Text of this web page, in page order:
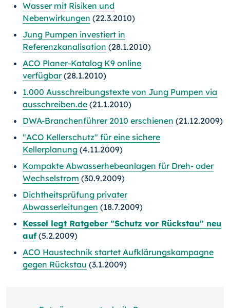
Wasser mit Risiken und
Nebenwirkungen (22.3.2010)
Jung Pumpen investiert in
Referenzkanalisation (28.1.2010)
ACO Planer-Katalog K9 online
verfügbar(28.1.2010)
1.000 Ausschreibungstexte von Jung Pumpen via
ausschreiben.de (21.1.2010)
DWA-Branchenführer 2010 erschienen (21.12.2009)
"ACO Kellerschutz" für eine sichere
Kellerplanung (4.11.2009)
Kompakte Abwasserhebeanlagen für Dreh- oder
Wechselstrom (30.9.2009)
Dichtheitsprüfung privater
Abwasserleitungen (18.7.2009)
Kessel legt Ratgeber "Schutz vor Rückstau" neu
auf(5.2.2009)
ACO Haustechnik startet Aufklärungskampagne
gegen Rückstau (3.1.2009)